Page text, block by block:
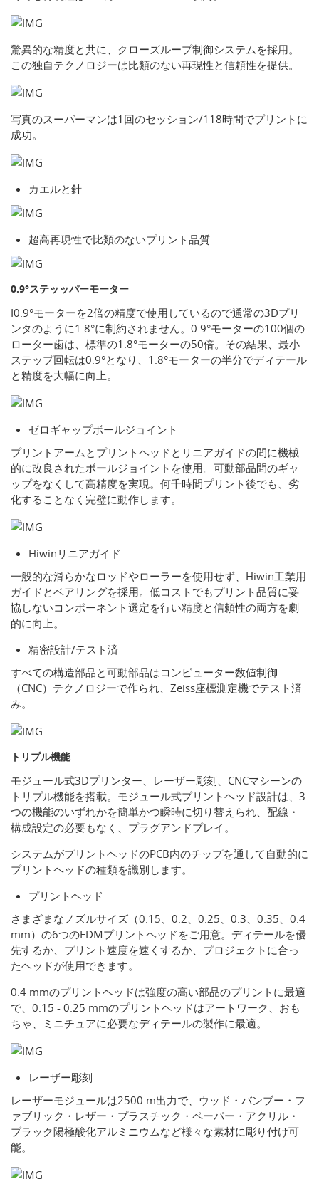
驚異的な精度と共に、クローズループ制御システムを採用。
この独自テクノロジーは比類のない再現性と信頼性を提供。
写真のスーパーマンは1回のセッション/118時間でプリントに
成功。
カエルと針
超高再現性で比類のないプリント品質
0.9°ステッッパーモーター
I0.9°モーターを2倍の精度で使用しているので通常の3Dプリ
ンタのように1.8°に制約されません。0.9°モーターの100個の
ローター歯は、標準の1.8°モーターの50倍。その結果、最小
ステップ回転は0.9°となり、1.8°モーターの半分でディテール
と精度を大幅に向上。
ゼロギャップボールジョイント
プリントアームとプリントヘッドとリニアガイドの間に機械
的に改良されたボールジョイントを使用。可動部品間のギャ
ップをなくして高精度を実現。何千時間プリント後でも、劣
化することなく完璧に動作します。
Hiwinリニアガイド
一般的な滑らかなロッドやローラーを使用せず、Hiwin工業用
ガイドとベアリングを採用。低コストでもプリント品質に妥
協しないコンポーネント選定を行い精度と信頼性の両方を劇
的に向上。
精密設計/テスト済
すべての構造部品と可動部品はコンピューター数値制御
（CNC）テクノロジーで作られ、Zeiss座標測定機でテスト済
み。
トリプル機能
モジュール式3Dプリンター、レーザー彫刻、CNCマシーンの
トリプル機能を搭載。モジュール式プリントヘッド設計は、3
つの機能のいずれかを簡単かつ瞬時に切り替えられ、配線・
構成設定の必要もなく、プラグアンドプレイ。
システムがプリントヘッドのPCB内のチップを通して自動的に
プリントヘッドの種類を識別します。
プリントヘッド
さまざまなノズルサイズ（0.15、0.2、0.25、0.3、0.35、0.4
mm）の6つのFDMプリントヘッドをご用意。ディテールを優
先するか、プリント速度を速くするか、プロジェクトに合っ
たヘッドが使用できます。
0.4 mmのプリントヘッドは強度の高い部品のプリントに最適
で、0.15 - 0.25 mmのプリントヘッドはアートワーク、おも
ちゃ、ミニチュアに必要なディテールの製作に最適。
レーザー彫刻
レーザーモジュールは2500 m出力で、ウッド・バンブー・フ
ァブリック・レザー・プラスチック・ペーパー・アクリル・
ブラック陽極酸化アルミニウムなど様々な素材に彫り付け可
能。